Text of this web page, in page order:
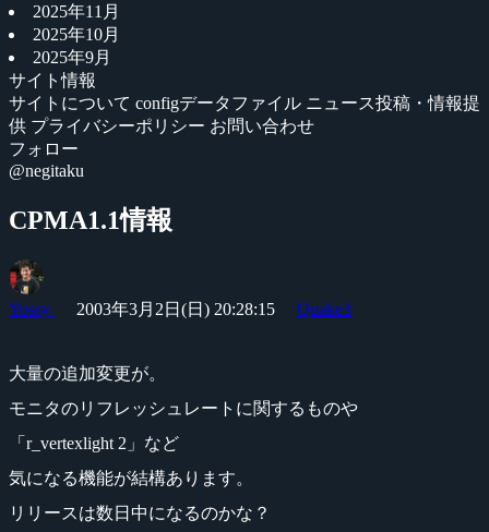
2025年11月
2025年10月
2025年9月
サイト情報
サイトについて configデータファイル ニュース投稿・情報提
供 プライバシーポリシー お問い合わせ
フォロー
@negitaku
CPMA1.1情報
Yossy 2003年3月2日(日) 20:28:15 Quake3
大量の追加変更が。
モニタのリフレッシュレートに関するものや
「r_vertexlight 2」など
気になる機能が結構あります。
リリースは数日中になるのかな？